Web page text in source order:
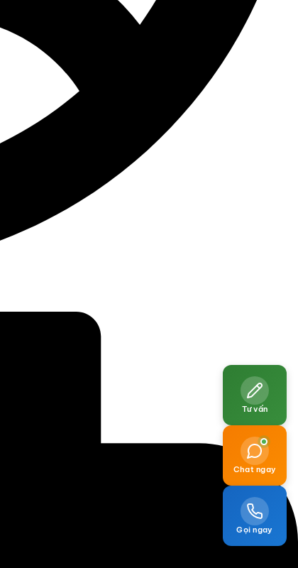
Tư vấn
Chat ngay
Gọi ngay